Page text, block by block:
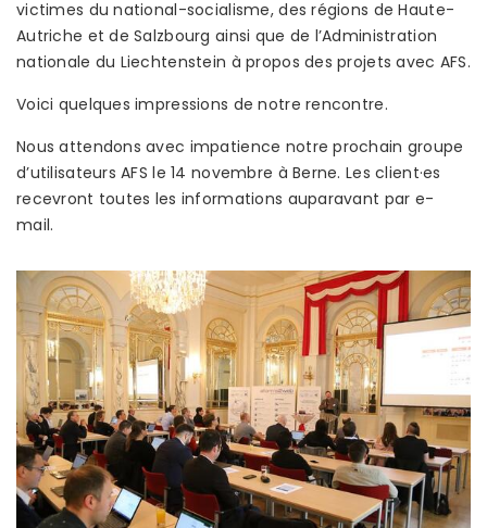
victimes du national-socialisme, des régions de Haute-
Autriche et de Salzbourg ainsi que de l’Administration
nationale du Liechtenstein à propos des projets avec AFS.
Voici quelques impressions de notre rencontre.
Nous attendons avec impatience notre prochain groupe
d’utilisateurs AFS le 14 novembre à Berne. Les client·es
recevront toutes les informations auparavant par e-
mail.